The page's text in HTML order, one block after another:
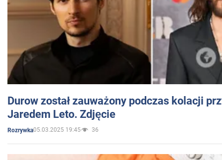
Durow został zauważony podczas kolacji
Jaredem Leto. Zdjęcie
Rozrywka05.03.2025 19:45 36